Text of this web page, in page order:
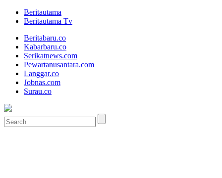
Beritautama
Beritautama Tv
Beritabaru.co
Kabarbaru.co
Serikatnews.com
Pewartanusantara.com
Langgar.co
Jobnas.com
Surau.co